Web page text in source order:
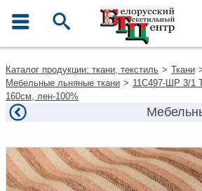
Каталог
Ткани
Домашний текстиль
Одежда
Текстиль для ресторанов и
гостиниц
Текстильная галантерея и
фурнитура
Каталог продукции: ткани, текстиль > Ткани
Мебельные льняные ткани > 11С497-ШР 3/1
160см, лен-100%